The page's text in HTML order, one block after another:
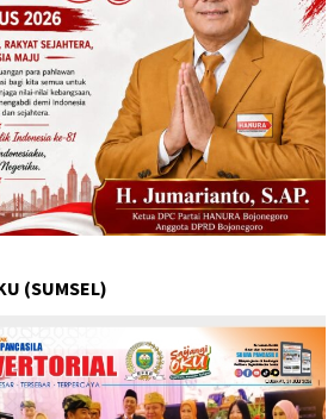
(SUMSEL)